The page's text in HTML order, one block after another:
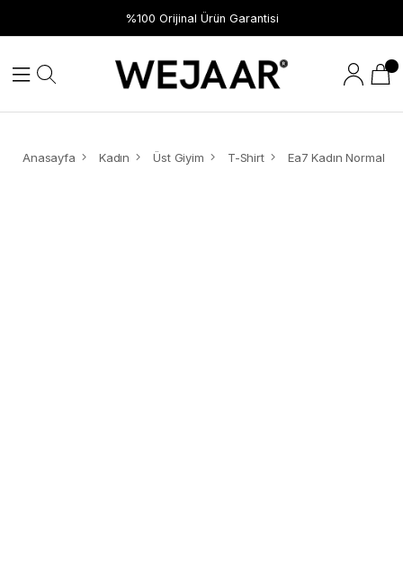
%100 Orijinal Ürün Garantisi
Anasayfa Kadın Üst Giyim T-Shirt